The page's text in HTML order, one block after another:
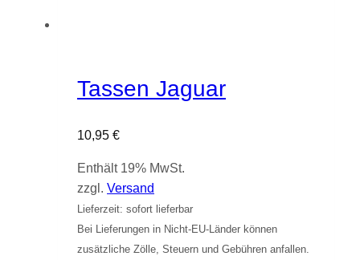
Tassen Jaguar
10,95 €
Enthält 19% MwSt.
zzgl. Versand
Lieferzeit: sofort lieferbar
Bei Lieferungen in Nicht-EU-Länder können
zusätzliche Zölle, Steuern und Gebühren anfallen.